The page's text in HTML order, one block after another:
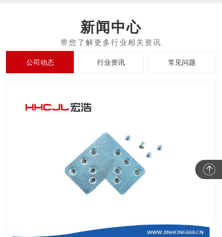
新闻中心
公司动态 行业资讯 常见问题